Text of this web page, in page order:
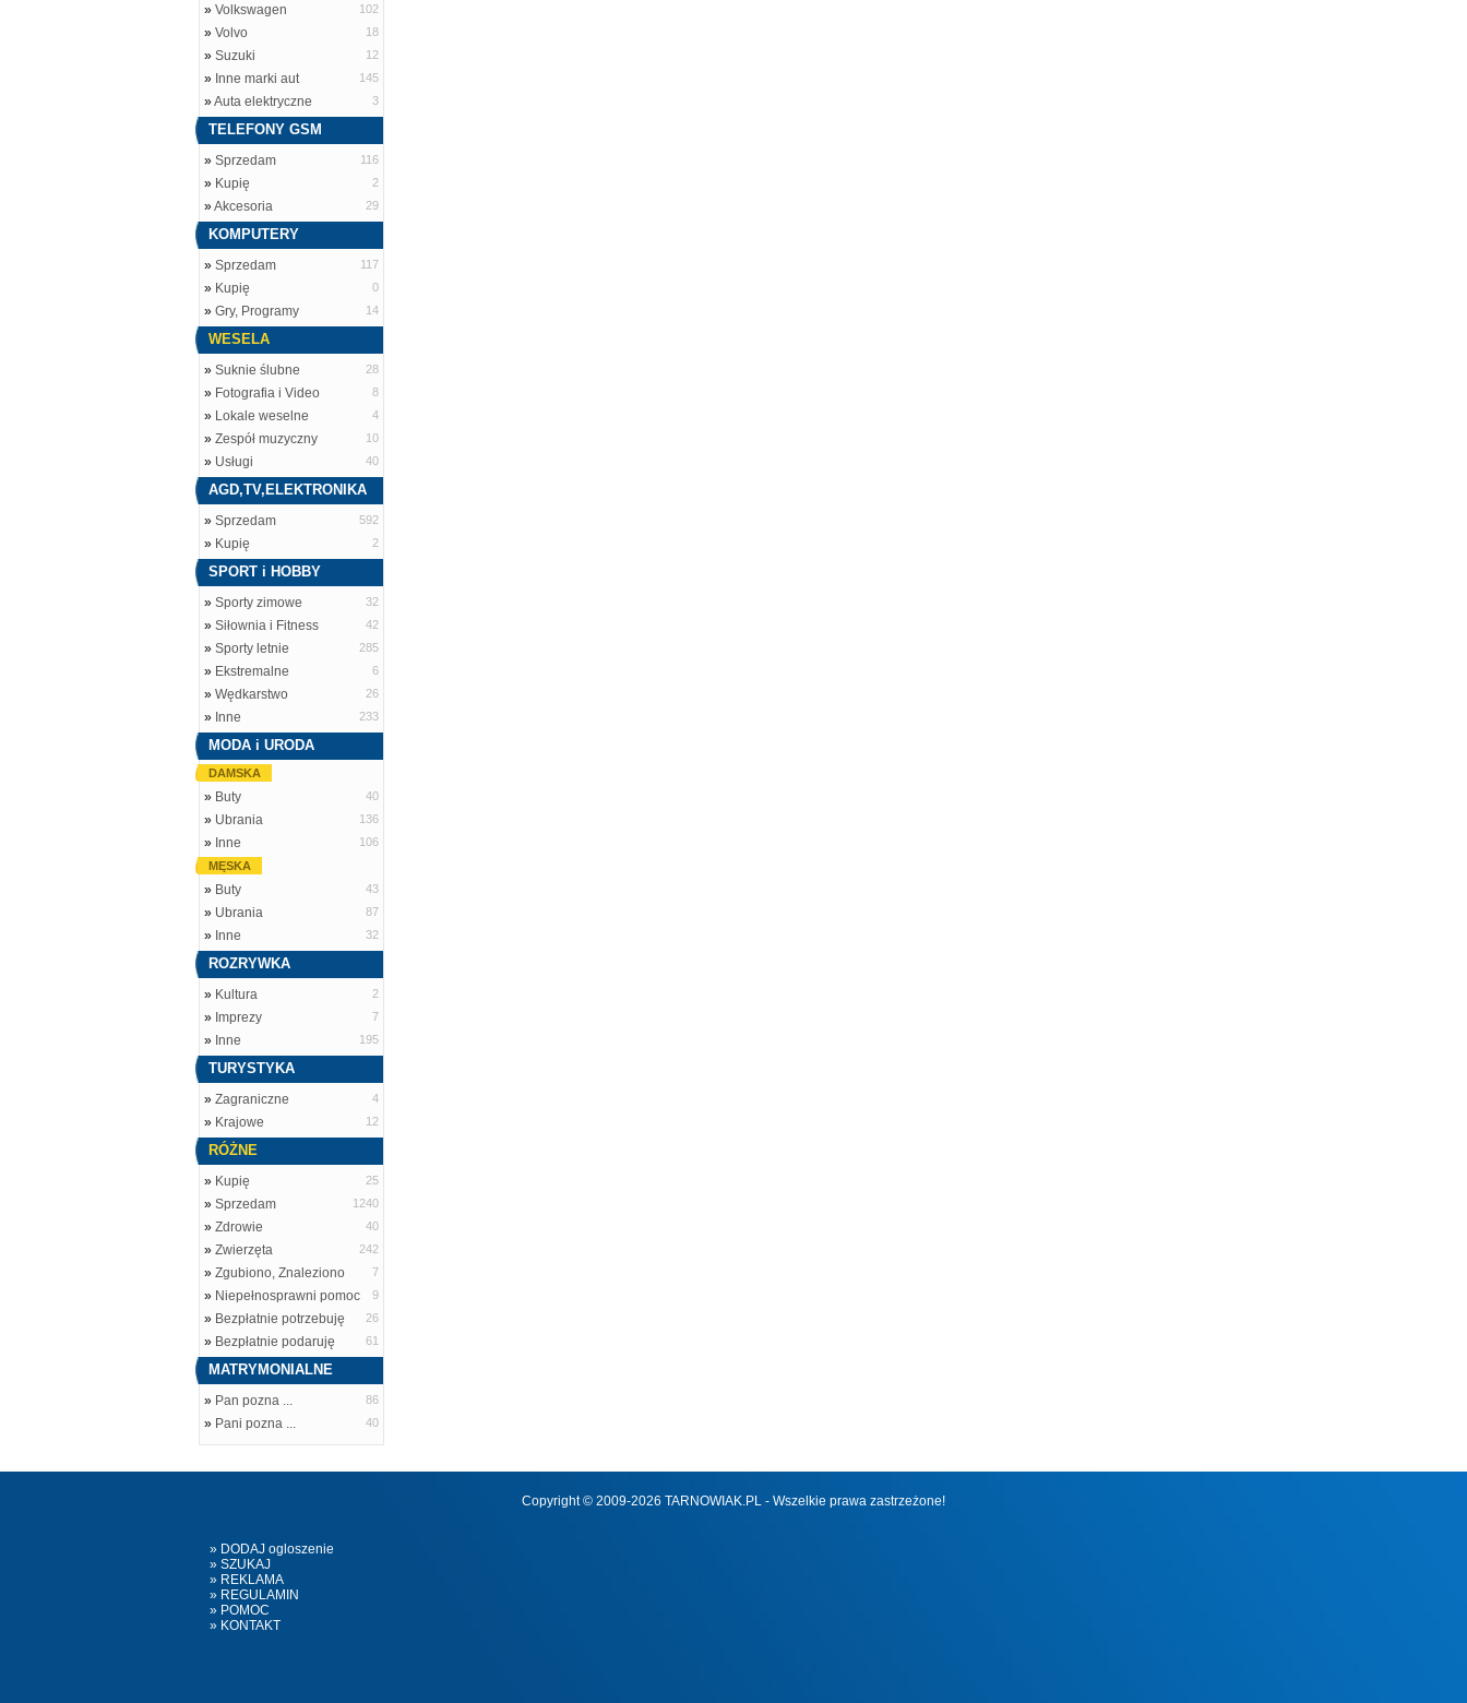
» Volkswagen 102
» Volvo 18
» Suzuki 12
» Inne marki aut 145
»Auta elektryczne 3
TELEFONY GSM
» Sprzedam 116
» Kupię 2
»Akcesoria 29
KOMPUTERY
» Sprzedam 117
» Kupię 0
» Gry, Programy 14
WESELA
» Suknie ślubne 28
» Fotografia i Video 8
» Lokale weselne 4
» Zespół muzyczny 10
» Usługi 40
AGD,TV,ELEKTRONIKA
» Sprzedam 592
» Kupię 2
SPORT i HOBBY
» Sporty zimowe 32
» Siłownia i Fitness 42
» Sporty letnie 285
» Ekstremalne 6
» Wędkarstwo 26
» Inne 233
MODA i URODA
DAMSKA
» Buty 40
» Ubrania 136
» Inne
106
MĘSKA
» Buty 43
» Ubrania 87
» Inne 32
ROZRYWKA
» Kultura 2
» Imprezy 7
» Inne 195
TURYSTYKA
» Zagraniczne 4
» Krajowe 12
RÓŻNE
» Kupię 25
» Sprzedam 1240
» Zdrowie 40
» Zwierzęta 242
» Zgubiono, Znaleziono 7
» Niepełnosprawni pomoc 9
» Bezpłatnie potrzebuję 26
» Bezpłatnie podaruję 61
MATRYMONIALNE
» Pan pozna ... 86
» Pani pozna ... 40
Copyright © 2009-2026 TARNOWIAK.PL - Wszelkie prawa zastrzeżone!
» DODAJ ogloszenie
» SZUKAJ
» REKLAMA
» REGULAMIN
» POMOC
» KONTAKT